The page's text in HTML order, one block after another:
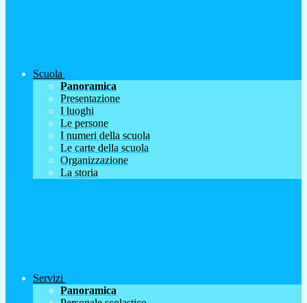
Scuola
Panoramica
Presentazione
I luoghi
Le persone
I numeri della scuola
Le carte della scuola
Organizzazione
La storia
Servizi
Panoramica